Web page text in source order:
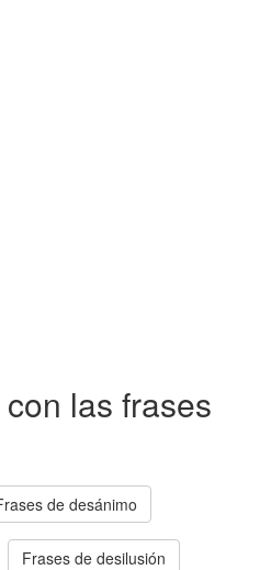
las frases
de desánimo
Frases de desilusión